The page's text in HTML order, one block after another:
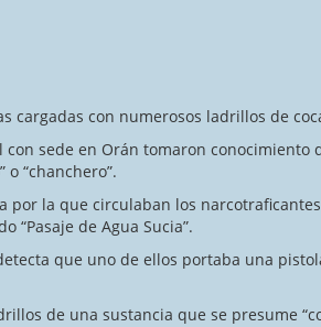
cargadas con numerosos ladrillos de
sede en Orán tomaron conocimiento
“chanchero”.
la que circulaban los
de Agua Sucia”.
que uno de ellos portaba una
de una sustancia que se presume